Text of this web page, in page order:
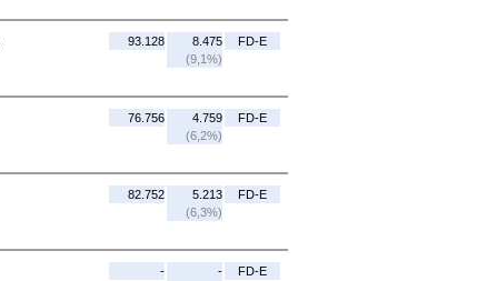
93.128
8.475
(9,1%)
FD-E
76.756
4.759
(6,2%)
FD-E
82.752
5.213
(6,3%)
FD-E
-
-
FD-E